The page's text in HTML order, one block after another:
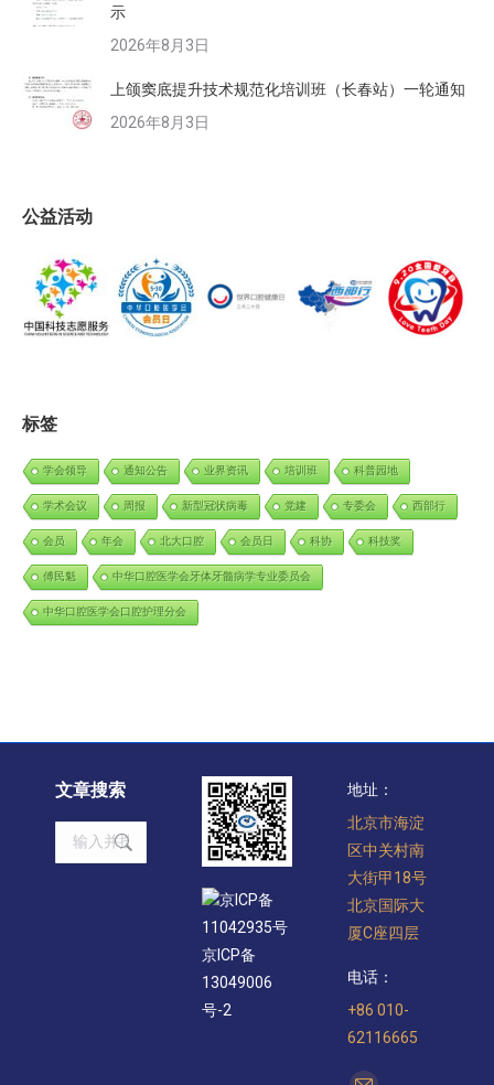
示
2026年8月3日
上颌窦底提升技术规范化培训班（长春站）一轮通知
2026年8月3日
公益活动
标签
学会领导 通知公告 业界资讯 培训班 科普园地
学术会议 周报 新型冠状病毒 党建 专委会 西部行
会员 年会 北大口腔 会员日 科协 科技奖
傅民魁 中华口腔医学会牙体牙髓病学专业委员会
中华口腔医学会口腔护理分会
文章搜索
Search:
京ICP备
11042935号
京ICP备
13049006
号-2
地址：
北京市海淀
区中关村南
大街甲18号
北京国际大
厦C座四层
电话：
+86 010-
62116665
找到我们：